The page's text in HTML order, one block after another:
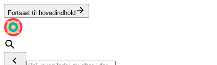
Fortsæt til hovedindhold